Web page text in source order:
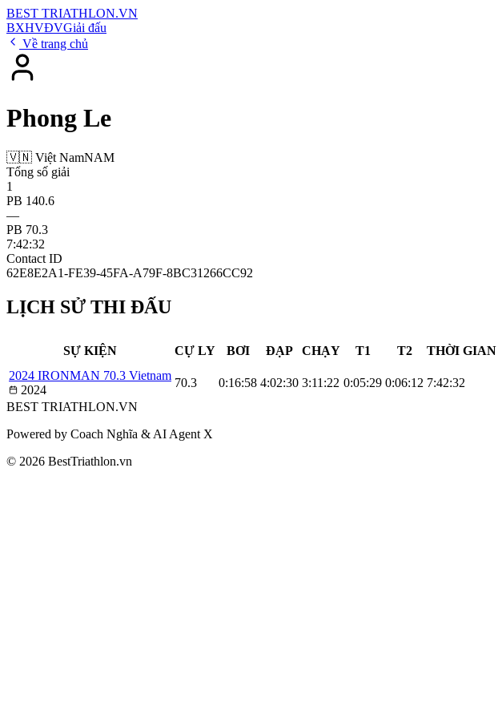
BEST TRIATHLON.VN
BXHVĐVGiải đấu
Về trang chủ
Phong Le
🇻🇳 Việt NamNAM
Tổng số giải
1
PB 140.6
—
PB 70.3
7:42:32
Contact ID
62E8E2A1-FE39-45FA-A79F-8BC31266CC92
LỊCH SỬ THI ĐẤU
SỰ KIỆN CỰ LY BƠI ĐẠP CHẠY T1 T2 THỜI GIAN
2024 IRONMAN 70.3 Vietnam
2024
70.3 0:16:58 4:02:30 3:11:22 0:05:29 0:06:12 7:42:32
BEST TRIATHLON.VN
Powered by Coach Nghĩa & AI Agent X
© 2026 BestTriathlon.vn